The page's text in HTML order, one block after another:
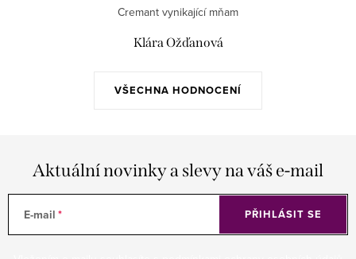
VŠECHNA HODNOCENÍ
Cremant vynikající mňam
Klára Ožďanová
Aktuální novinky a slevy na váš e-mail
E-mail PŘIHLÁSIT SE